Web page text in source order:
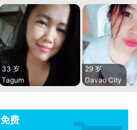
33 岁
Tagum
29 岁
Davao City
免费